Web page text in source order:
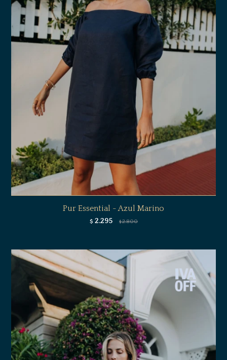
Pur Essential - Azul Marino
$ 2.295 $ 2.800